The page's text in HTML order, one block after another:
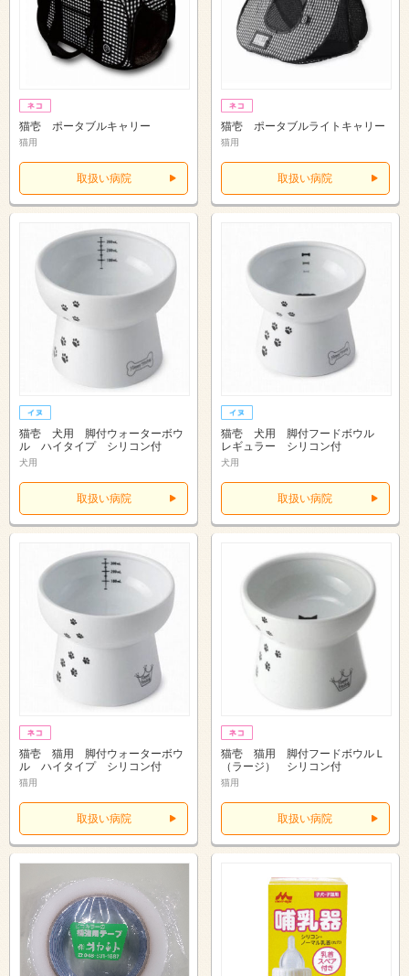
猫壱 ポータブルキャリー
猫用
取扱い病院
猫壱 ポータブルライトキャリー
猫用
取扱い病院
猫壱 犬用 脚付ウォーターボウ
ル ハイタイプ シリコン付
犬用
取扱い病院
猫壱 犬用 脚付フードボウル
レギュラー シリコン付
犬用
取扱い病院
猫壱 猫用 脚付ウォーターボウ
ル ハイタイプ シリコン付
猫用
取扱い病院
猫壱 猫用 脚付フードボウルＬ
（ラージ） シリコン付
猫用
取扱い病院